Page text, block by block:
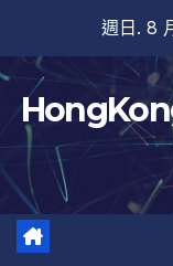
內
容
週日. 8